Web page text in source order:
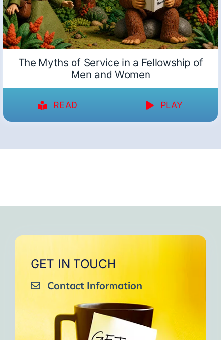
The Myths of Service in a Fellowship of
Men and Women
READ PLAY
GET IN TOUCH
Contact Information